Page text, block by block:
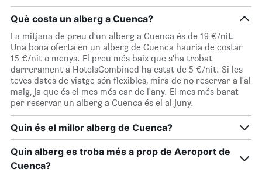
Què costa un alberg a Cuenca?
La mitjana de preu d'un alberg a Cuenca és de 19 €/nit.
Una bona oferta en un alberg de Cuenca hauria de costar
15 €/nit o menys. El preu més baix que s'ha trobat
darrerament a HotelsCombined ha estat de 5 €/nit. Si les
teves dates de viatge són flexibles, mira de no reservar a l'al
maig, ja que és el mes més car de l'any. El mes més barat
per reservar un alberg a Cuenca és el al juny.
Quin és el millor alberg de Cuenca?
Quin alberg es troba més a prop de Aeroport de
Cuenca?